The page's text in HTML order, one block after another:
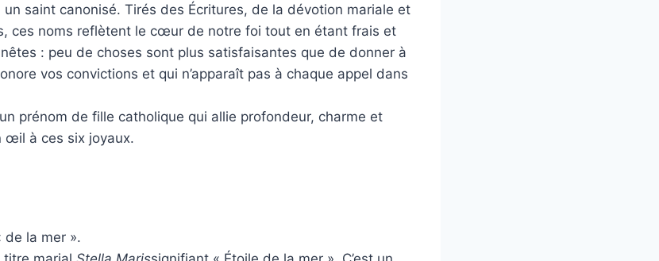
un saint canonisé. Tirés des Écritures, de la dévotion mariale et
ces noms reflètent le cœur de notre foi tout en étant frais et
: peu de choses sont plus satisfaisantes que de donner à
vos convictions et qui n’apparaît pas à chaque appel dans
prénom de fille catholique qui allie profondeur, charme et
œil à ces six joyaux.
de la mer ».